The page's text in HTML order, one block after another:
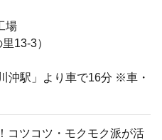
場
13-3）
沖駅」より車で16分 ※車・
コツコツ・モクモク派が活